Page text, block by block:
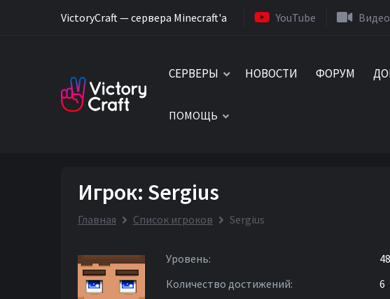
VictoryCraft — сервера Minecraft'a YouTube Видео
СЕРВЕРЫ НОВОСТИ ФОРУМ
ПОМОЩЬ
Игрок: Sergius
Главная Список игроков Sergius
Уровень:
48
Количество достижений:
6